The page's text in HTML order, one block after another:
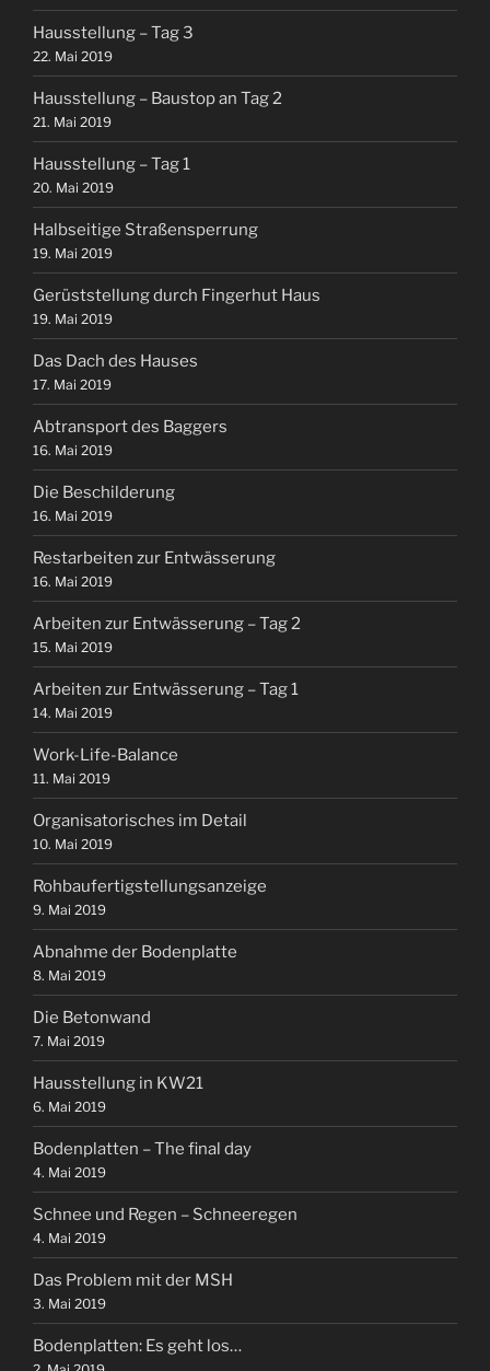
Hausstellung – Tag 3
22. Mai 2019
Hausstellung – Baustop an Tag 2
21. Mai 2019
Hausstellung – Tag 1
20. Mai 2019
Halbseitige Straßensperrung
19. Mai 2019
Gerüststellung durch Fingerhut Haus
19. Mai 2019
Das Dach des Hauses
17. Mai 2019
Abtransport des Baggers
16. Mai 2019
Die Beschilderung
16. Mai 2019
Restarbeiten zur Entwässerung
16. Mai 2019
Arbeiten zur Entwässerung – Tag 2
15. Mai 2019
Arbeiten zur Entwässerung – Tag 1
14. Mai 2019
Work-Life-Balance
11. Mai 2019
Organisatorisches im Detail
10. Mai 2019
Rohbaufertigstellungsanzeige
9. Mai 2019
Abnahme der Bodenplatte
8. Mai 2019
Die Betonwand
7. Mai 2019
Hausstellung in KW21
6. Mai 2019
Bodenplatten – The final day
4. Mai 2019
Schnee und Regen – Schneeregen
4. Mai 2019
Das Problem mit der MSH
3. Mai 2019
Bodenplatten: Es geht los…